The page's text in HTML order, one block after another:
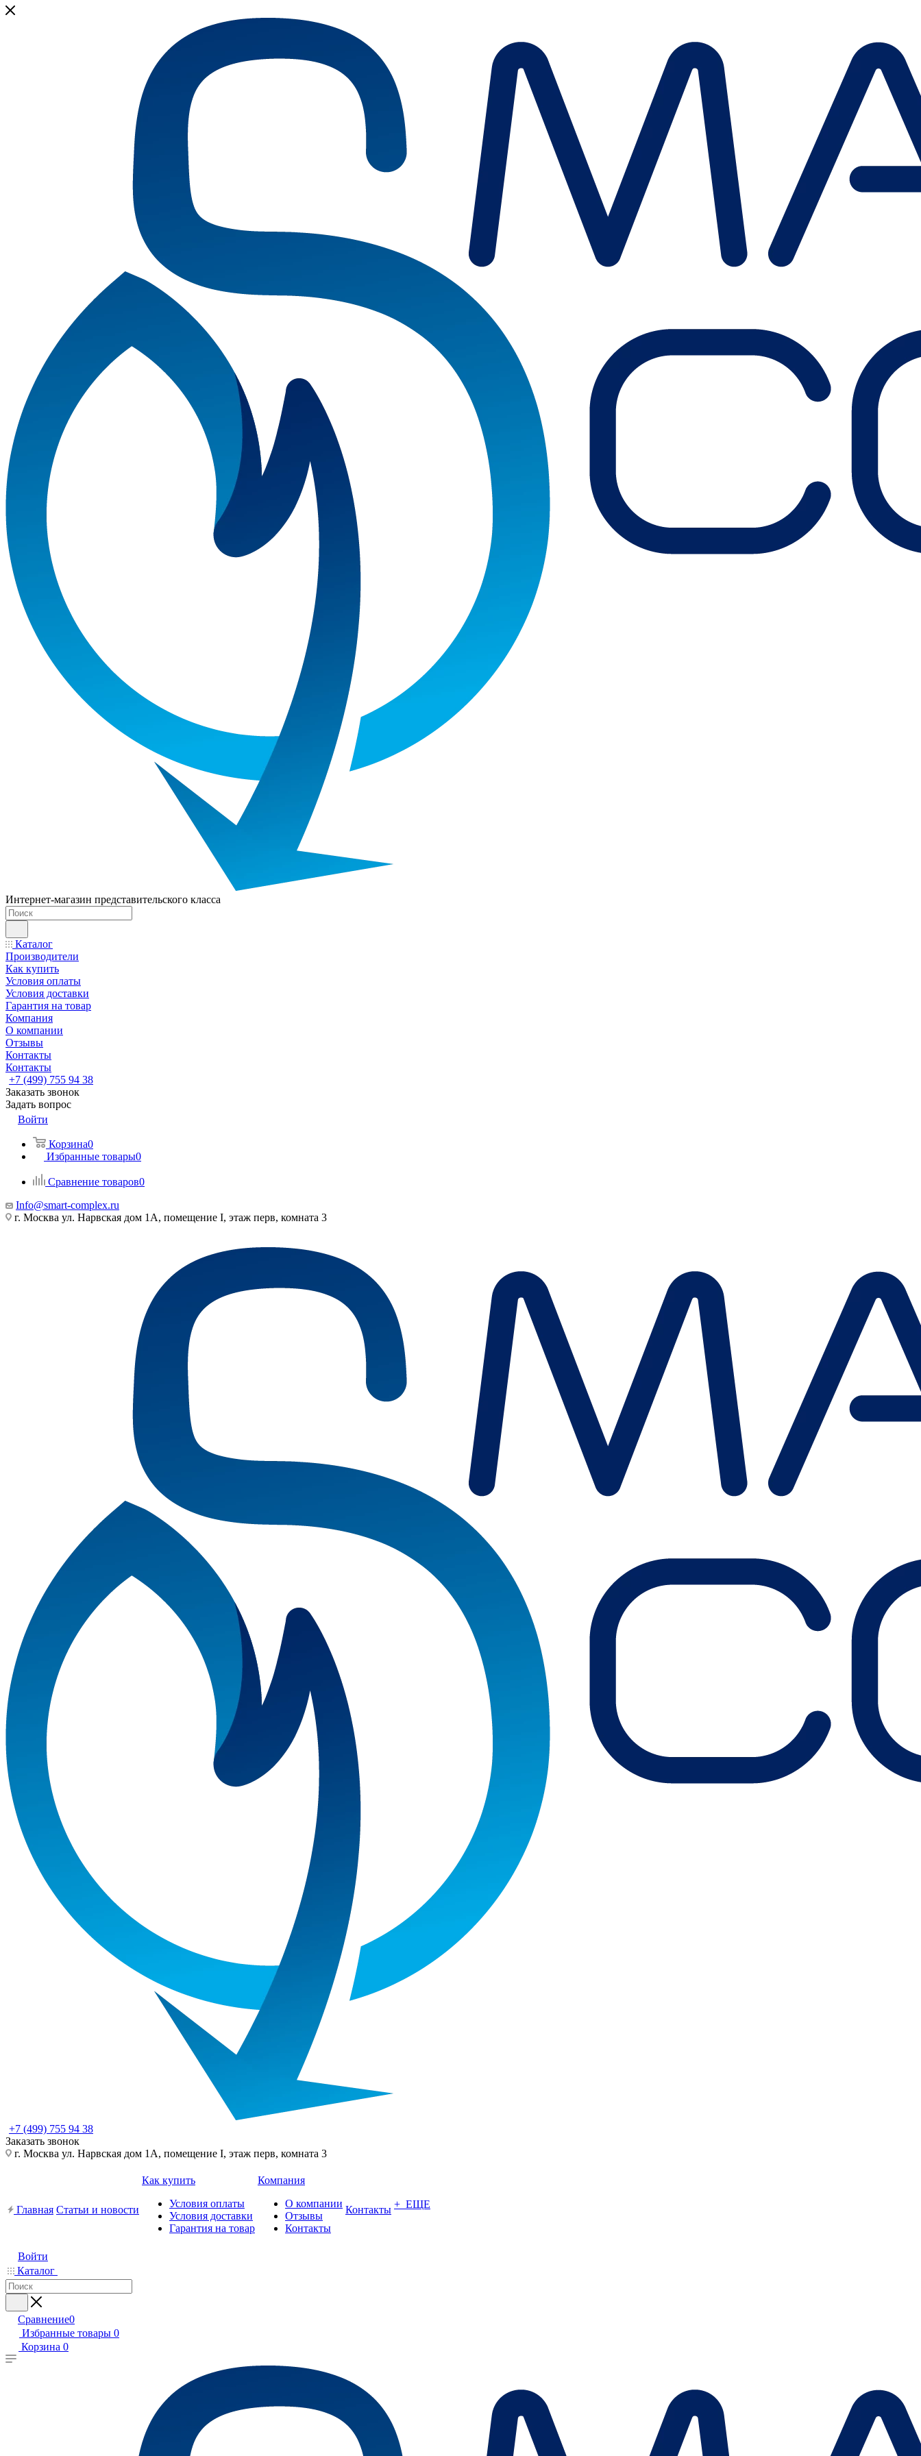
Интернет-магазин представительского класса
Каталог
Производители
Как купить
Условия оплаты
Условия доставки
Гарантия на товар
Компания
О компании
Отзывы
Контакты
Контакты
+7 (499) 755 94 38
Заказать звонок
Задать вопрос
Войти
Корзина0
Избранные товары0
Сравнение товаров0
Info@smart-complex.ru
г. Москва ул. Нарвская дом 1А, помещение I, этаж перв, комната 3
+7 (499) 755 94 38
Заказать звонок
г. Москва ул. Нарвская дом 1А, помещение I, этаж перв, комната 3
Главная Статьи и новости
Как купить
Условия оплаты
Условия доставки
Гарантия на товар
Компания
О компании
Отзывы
Контакты
Контакты + ЕЩЕ
Войти
Каталог
Сравнение0
Избранные товары 0
Корзина 0